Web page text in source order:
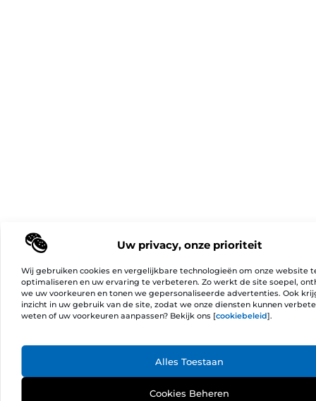
Uw privacy, onze prioriteit
Wij gebruiken cookies en vergelijkbare technologieën om onze website
optimaliseren en uw ervaring te verbeteren. Zo werkt de site soepel,
we uw voorkeuren en tonen we gepersonaliseerde advertenties. Ook
inzicht in uw gebruik van de site, zodat we onze diensten kunnen
weten of uw voorkeuren aanpassen? Bekijk ons [cookiebeleid].
Alles Toestaan
Cookies Beheren